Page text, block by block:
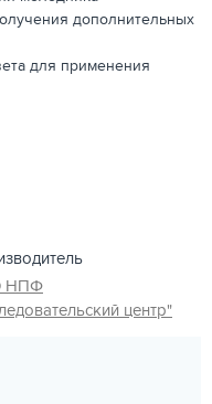
дополнительных
для применения
НПФ
центр"